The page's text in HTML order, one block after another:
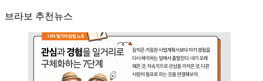
브라보 추천뉴스